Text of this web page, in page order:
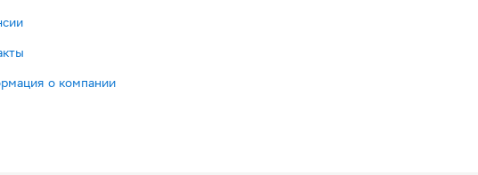
о компании